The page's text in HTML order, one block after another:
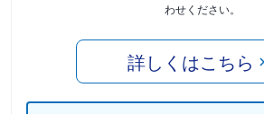
わせください。
詳しくはこちら